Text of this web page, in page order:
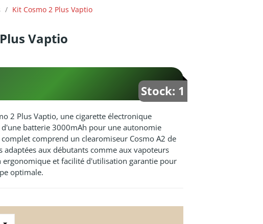
Kit Cosmo 2 Plus Vaptio
Vaptio
Stock: 1
2 Plus Vaptio, une cigarette électronique
batterie 3000mAh pour une autonomie
comprend un clearomiseur Cosmo A2 de
adaptées aux débutants comme aux vapoteurs
ergonomique et facilité d'utilisation garantie pour
optimale.